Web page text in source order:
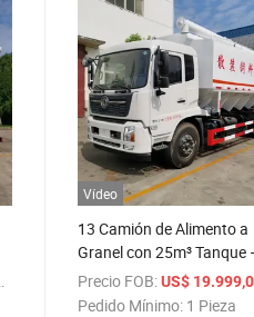
/ Pieza
Vídeo
13 Camión de Alimento a
Granel con 25m³ Tanque
Simple, 180-220HP,
Dimensiones
Precio FOB: US$ 19.999,00-
Pedido Mínimo: 1 Pieza